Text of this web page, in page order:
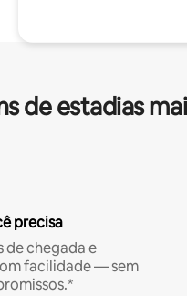
de estadias
precisa
de chegada e
facilidade — sem